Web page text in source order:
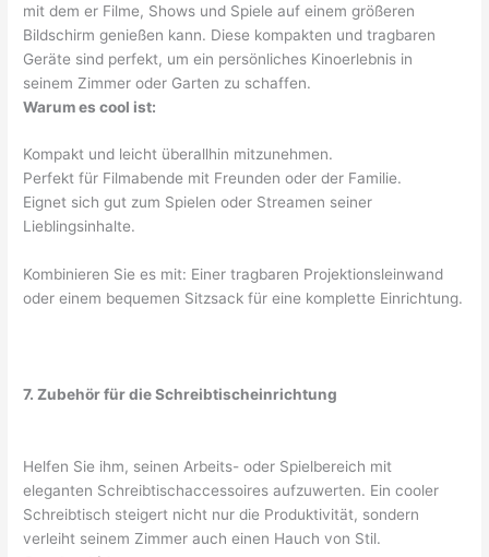
mit dem er Filme, Shows und Spiele auf einem größeren
Bildschirm genießen kann. Diese kompakten und tragbaren
Geräte sind perfekt, um ein persönliches Kinoerlebnis in
seinem Zimmer oder Garten zu schaffen.
Warum es cool ist:
Kompakt und leicht überallhin mitzunehmen.
Perfekt für Filmabende mit Freunden oder der Familie.
Eignet sich gut zum Spielen oder Streamen seiner
Lieblingsinhalte.
Kombinieren Sie es mit: Einer tragbaren Projektionsleinwand
oder einem bequemen Sitzsack für eine komplette Einrichtung.
7. Zubehör für die Schreibtischeinrichtung
Helfen Sie ihm, seinen Arbeits- oder Spielbereich mit
eleganten Schreibtischaccessoires aufzuwerten. Ein cooler
Schreibtisch steigert nicht nur die Produktivität, sondern
verleiht seinem Zimmer auch einen Hauch von Stil.